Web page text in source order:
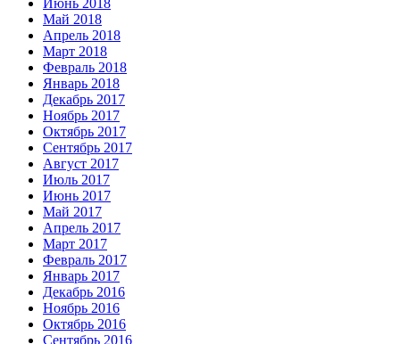
Июнь 2018
Май 2018
Апрель 2018
Март 2018
Февраль 2018
Январь 2018
Декабрь 2017
Ноябрь 2017
Октябрь 2017
Сентябрь 2017
Август 2017
Июль 2017
Июнь 2017
Май 2017
Апрель 2017
Март 2017
Февраль 2017
Январь 2017
Декабрь 2016
Ноябрь 2016
Октябрь 2016
Сентябрь 2016